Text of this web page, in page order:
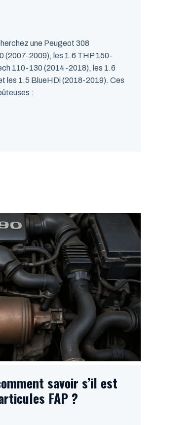
une Peugeot 308
(2007-2009), les 1.6 THP 150-
110-130 (2014-2018), les 1.6
les 1.5 BlueHDi (2018-2019). Ces
:
savoir s’il est
FAP ?